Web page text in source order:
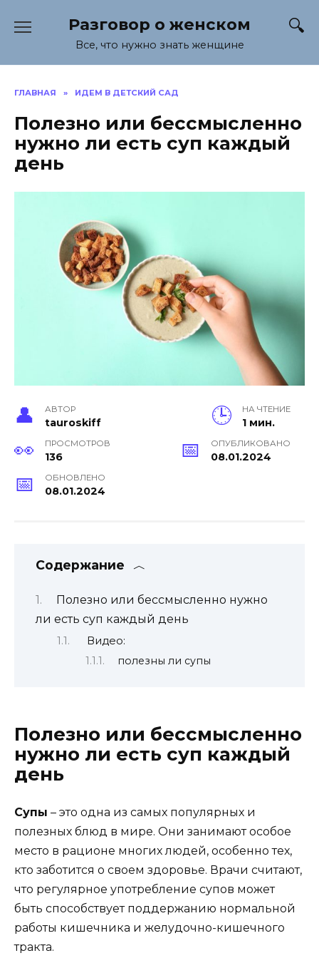
содержанию
Разговор о женском
Все, что нужно знать женщине
ГЛАВНАЯ » ИДЕМ В ДЕТСКИЙ САД
Полезно или бессмысленно
нужно ли есть суп каждый
день
АВТОР
tauroskiff
НА ЧТЕНИЕ
1 мин.
ПРОСМОТРОВ
136
ОПУБЛИКОВАНО
08.01.2024
ОБНОВЛЕНО
08.01.2024
Содержание
Полезно или бессмысленно нужно
ли есть суп каждый день
Видео:
полезны ли супы
Полезно или бессмысленно
нужно ли есть суп каждый
день
Супы – это одна из самых популярных и
полезных блюд в мире. Они занимают особое
место в рационе многих людей, особенно тех,
кто заботится о своем здоровье. Врачи считают,
что регулярное употребление супов может
быть способствует поддержанию нормальной
работы кишечника и желудочно-кишечного
тракта.